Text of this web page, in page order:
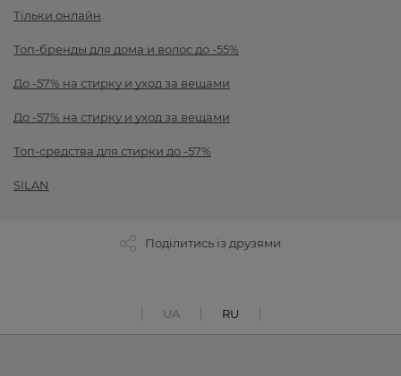
Тільки онлайн
Топ-бренды для дома и волос до -55%
До -57% на стирку и уход за вещами
До -57% на стирку и уход за вещами
Топ-средства для стирки до -57%
SILAN
Поділитись із друзями
UA RU